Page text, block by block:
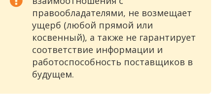
правообладателями, не возмещает
ущерб (любой прямой или
косвенный), а также не гарантирует
соответствие информации и
работоспособность поставщиков в
будущем.